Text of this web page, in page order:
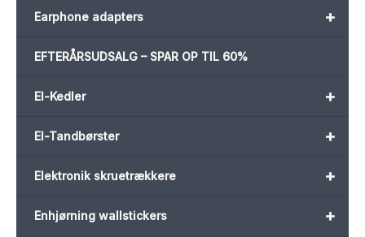
+
Earphone adapters
EFTERÅRSUDSALG – SPAR OP TIL 60%
+
El-Kedler
+
El-Tandbørster
+
Elektronik skruetrækkere
+
Enhjørning wallstickers